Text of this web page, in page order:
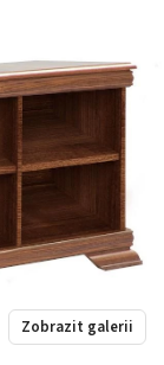
Zobrazit galerii